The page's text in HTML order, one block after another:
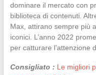
dominare il mercato con
biblioteca di contenuti.
Max, attirano sempre più
iconici. L’anno 2022
per catturare l’attenzione
Consigliato : Le migliori